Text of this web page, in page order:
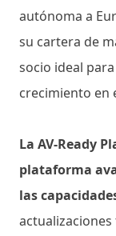
autónoma a
su cartera de
socio ideal
crecimiento en
La AV-Ready
plataforma
las